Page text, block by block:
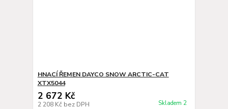
HNACÍ ŘEMEN DAYCO SNOW ARCTIC-CAT
XTX5044
2 672 Kč
2 208 Kč bez DPH Skladem 2